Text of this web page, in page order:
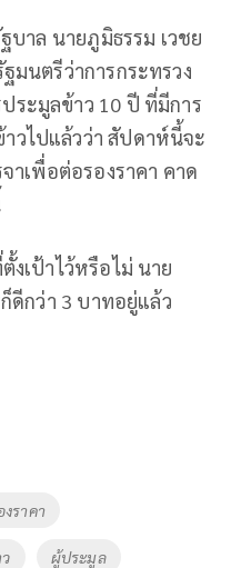
บาล นายภูมิธรรม เวชย
มนตรีว่าการกระทรวง
ะมูลข้าว 10 ปี ที่มีการ
วไปแล้วว่า สัปดาห์นี้จะ
าเพื่อต่อรองราคา คาด
งเป้าไว้หรือไม่ นาย
ดีกว่า 3 บาทอยู่แล้ว
ราคา
ผู้ประมูล